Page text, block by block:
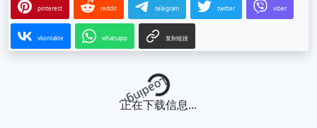
pinterest reddit telegram twitter viber
vkontakte whatsapp 复制链接
Loading...
正在下载信息...